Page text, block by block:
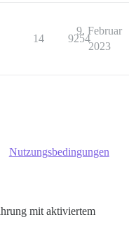
14 9254
9. Februar
2023
Nutzungsbedingungen
mit aktiviertem